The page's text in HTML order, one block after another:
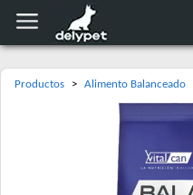
Productos > Alimento Balanceado